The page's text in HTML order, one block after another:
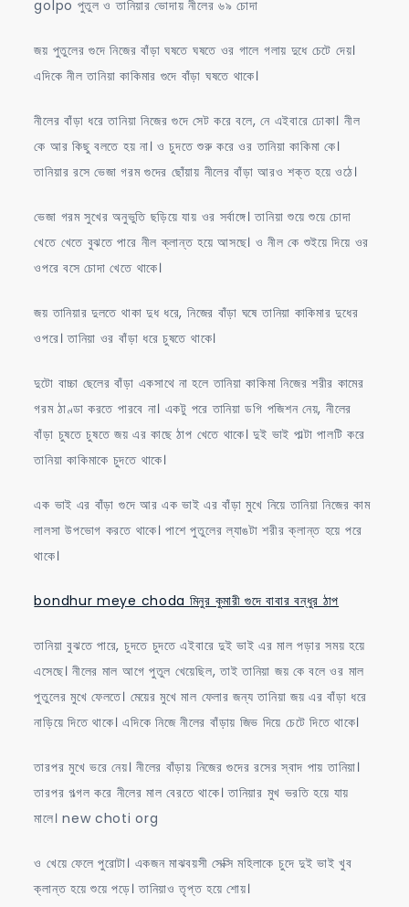
golpo পুতুল ও তানিয়ার ভোদায় নীলের ৬৯ চোদা
জয় পুতুলের গুদে নিজের বাঁড়া ঘষতে ঘষতে ওর গালে গলায় দুধে চেটে দেয়।
এদিকে নীল তানিয়া কাকিমার গুদে বাঁড়া ঘষতে থাকে।
নীলের বাঁড়া ধরে তানিয়া নিজের গুদে সেট করে বলে, নে এইবারে ঢোকা। নীল
কে আর কিছু বলতে হয় না। ও চুদতে শুরু করে ওর তানিয়া কাকিমা কে।
তানিয়ার রসে ভেজা গরম গুদের ছোঁয়ায় নীলের বাঁড়া আরও শক্ত হয়ে ওঠে।
ভেজা গরম সুখের অনুভুতি ছড়িয়ে যায় ওর সর্বাঙ্গে। তানিয়া শুয়ে শুয়ে চোদা
খেতে খেতে বুঝতে পারে নীল ক্লান্ত হয়ে আসছে। ও নীল কে শুইয়ে দিয়ে ওর
ওপরে বসে চোদা খেতে থাকে।
জয় তানিয়ার দুলতে থাকা দুধ ধরে, নিজের বাঁড়া ঘষে তানিয়া কাকিমার দুধের
ওপরে। তানিয়া ওর বাঁড়া ধরে চুষতে থাকে।
দুটো বাচ্চা ছেলের বাঁড়া একসাথে না হলে তানিয়া কাকিমা নিজের শরীর কামের
গরম ঠাণ্ডা করতে পারবে না। একটু পরে তানিয়া ডগি পজিশন নেয়, নীলের
বাঁড়া চুষতে চুষতে জয় এর কাছে ঠাপ খেতে থাকে। দুই ভাই পাল্টা পালটি করে
তানিয়া কাকিমাকে চুদতে থাকে।
এক ভাই এর বাঁড়া গুদে আর এক ভাই এর বাঁড়া মুখে নিয়ে তানিয়া নিজের কাম
লালসা উপভোগ করতে থাকে। পাশে পুতুলের ল্যাঙটা শরীর ক্লান্ত হয়ে পরে
থাকে।
bondhur meye choda মিনুর কুমারী গুদে বাবার বন্ধুর ঠাপ
তানিয়া বুঝতে পারে, চুদতে চুদতে এইবারে দুই ভাই এর মাল পড়ার সময় হয়ে
এসেছে। নীলের মাল আগে পুতুল খেয়েছিল, তাই তানিয়া জয় কে বলে ওর মাল
পুতুলের মুখে ফেলতে। মেয়ের মুখে মাল ফেলার জন্য তানিয়া জয় এর বাঁড়া ধরে
নাড়িয়ে দিতে থাকে। এদিকে নিজে নীলের বাঁড়ায় জিভ দিয়ে চেটে দিতে থাকে।
তারপর মুখে ভরে নেয়। নীলের বাঁড়ায় নিজের গুদের রসের স্বাদ পায় তানিয়া।
তারপর গল্গল করে নীলের মাল বেরতে থাকে। তানিয়ার মুখ ভরতি হয়ে যায়
মালে। new choti org
ও খেয়ে ফেলে পুরোটা। একজন মাঝবয়সী সেক্সি মহিলাকে চুদে দুই ভাই খুব
ক্লান্ত হয়ে শুয়ে পড়ে। তানিয়াও তৃপ্ত হয়ে শোয়।